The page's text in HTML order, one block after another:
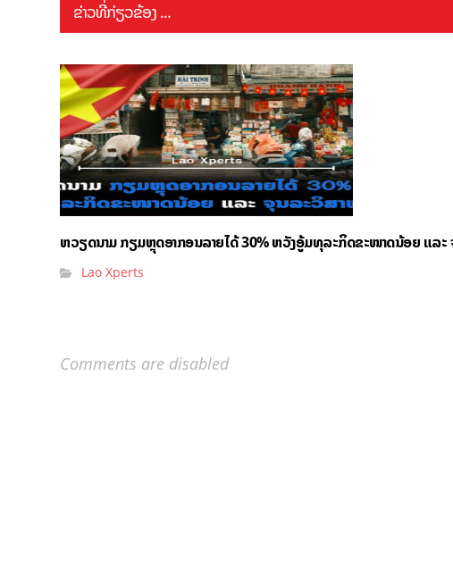
ຂ່າວທີ່ກ່ຽວຂ້ອງ ...
ຫວຽດນາມ ກຽມຫຼຸດອາກອນລາຍໄດ້ 30% ຫວັງອູ້ມທຸລະກິດຂະໜາດນ້ອຍ ແລະ
Lao Xperts
Comments are disabled